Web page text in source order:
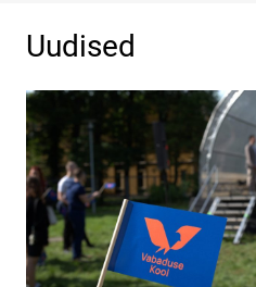
Uudised